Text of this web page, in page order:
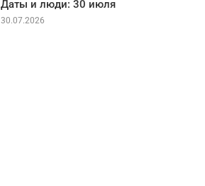
Даты и люди: 30 июля
30.07.2026